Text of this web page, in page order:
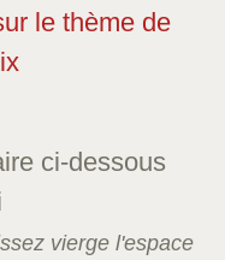
le thème de
ci-dessous
vierge l'espace